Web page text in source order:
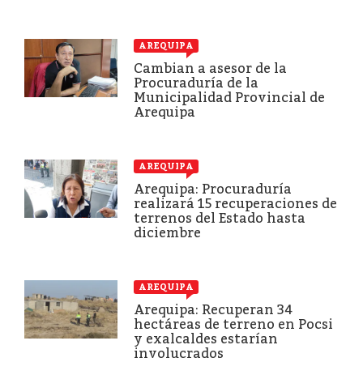
AREQUIPA
Cambian a asesor de la
Procuraduría de la
Municipalidad Provincial de
Arequipa
AREQUIPA
Arequipa: Procuraduría
realizará 15 recuperaciones de
terrenos del Estado hasta
diciembre
AREQUIPA
Arequipa: Recuperan 34
hectáreas de terreno en Pocsi
y exalcaldes estarían
involucrados